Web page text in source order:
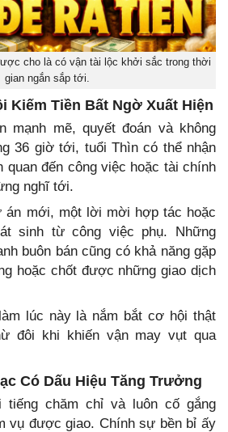
cho là có vận tài lộc khởi sắc trong thời
gian ngắn sắp tới.
Kiếm Tiền Bất Ngờ Xuất Hiện
mạnh mẽ, quyết đoán và không
36 giờ tới, tuổi Thìn có thể nhận
đến công việc hoặc tài chính
nghĩ tới.
án mới, một lời mời hợp tác hoặc
sinh từ công việc phụ. Những
buôn bán cũng có khả năng gặp
hoặc chốt được những giao dịch
lúc này là nắm bắt cơ hội thật
đôi khi khiến vận may vụt qua
Có Dấu Hiệu Tăng Trưởng
tiếng chăm chỉ và luôn cố gắng
vụ được giao. Chính sự bền bỉ ấy